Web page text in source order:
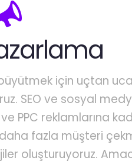
için uçtan
SEO ve sosyal
PPC reklamlarına
fazla müşteri
oluşturuyoruz.